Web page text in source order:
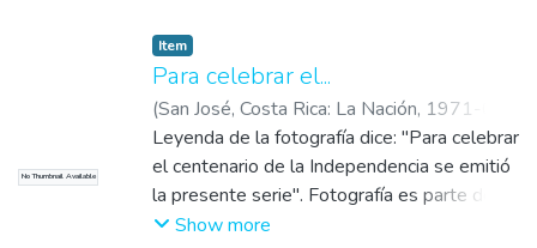
en el Monumento Nacional en homenaje al
140⁰ aniversario de nuestra independencia."
No Thumbnail Available
Item
Para celebrar el...
(San José, Costa Rica: La Nación, 1971-09-
14)
Leyenda de la fotografía dice: "Para celebrar
el centenario de la Independencia se emitió
la presente serie". Fotografía es parte de la
noticia titulada: "Más de dos millones de
Show more